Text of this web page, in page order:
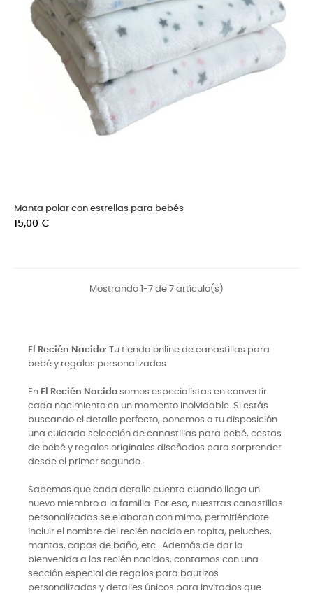
Manta polar con estrellas para bebés
Precio
15,00 €
Mostrando 1-7 de 7 artículo(s)
El Recién Nacido: Tu tienda online de canastillas para
bebé y regalos personalizados
En El Recién Nacido somos especialistas en convertir
cada nacimiento en un momento inolvidable. Si estás
buscando el detalle perfecto, ponemos a tu disposición
una cuidada selección de canastillas para bebé, cestas
de bebé y regalos originales diseñados para sorprender
desde el primer segundo.
Sabemos que cada detalle cuenta cuando llega un
nuevo miembro a la familia. Por eso, nuestras canastillas
personalizadas se elaboran con mimo, permitiéndote
incluir el nombre del recién nacido en ropita, peluches,
mantas, capas de baño, etc.. Además de dar la
bienvenida a los recién nacidos, contamos con una
sección especial de regalos para bautizos
personalizados y detalles únicos para invitados que